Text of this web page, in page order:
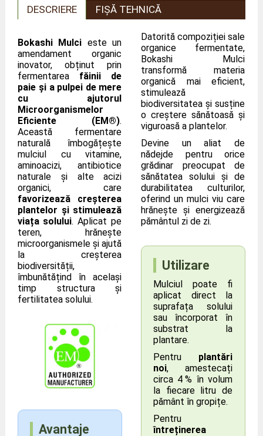
DESCRIERE FIȘĂ TEHNICĂ
Bokashi Mulci este un
amendament organic
inovator, obținut prin
fermentarea făinii de
paie și a pulpei de mere
cu ajutorul
Microorganismelor
Eficiente (EM®).
Această fermentare
naturală îmbogățește
mulciul cu vitamine,
aminoacizi, antibiotice
naturale și alte acizi
organici, care
favorizează creșterea
plantelor și stimulează
viața solului. Aplicat pe
teren, hrănește
microorganismele și ajută
la creșterea
biodiversității,
îmbunătățind în același
timp structura și
fertilitatea solului.
Avantaje
Datorită compoziției sale
organice fermentate,
Bokashi Mulci
transformă materia
organică mai eficient,
stimulează
biodiversitatea și susține
o creștere sănătoasă și
viguroasă a plantelor.
Devine un aliat de
nădejde pentru orice
grădinar preocupat de
sănătatea solului și de
durabilitatea culturilor,
oferind un mulci viu care
hrănește și energizează
pământul zi de zi.
Utilizare
Mulciul poate fi
aplicat direct la
suprafața solului
sau încorporat în
substrat la
plantare.
Pentru plantări
noi, amestecați
circa 4 % în volum
la fiecare litru de
pământ în gropițe.
Pentru
întreținerea